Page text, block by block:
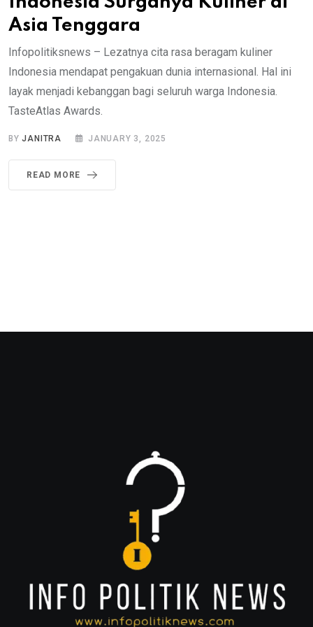
Asia Tenggara
Infopolitiksnews – Lezatnya cita rasa beragam kuliner
Indonesia mendapat pengakuan dunia internasional. Hal ini
layak menjadi kebanggan bagi seluruh warga Indonesia.
TasteAtlas Awards.
BYJANITRA JANUARY 3, 2025
READ MORE